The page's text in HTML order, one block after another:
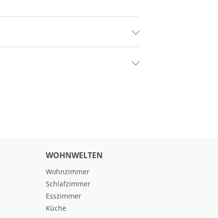
WOHNWELTEN
Wohnzimmer
Schlafzimmer
Esszimmer
Küche